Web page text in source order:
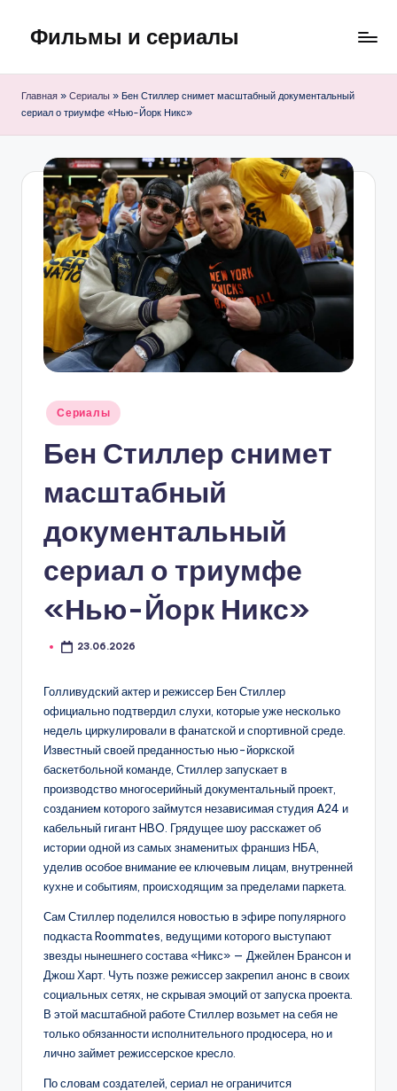
Перейти
содержимому
Фильмы и сериалы
Главная » Сериалы » Бен Стиллер снимет масштабный документальный
сериал о триумфе «Нью-Йорк Никс»
Опубликовано
Сериалы
Бен Стиллер снимет
масштабный
документальный
сериал о триумфе
«Нью-Йорк Никс»
23.06.2026
Голливудский актер и режиссер Бен Стиллер
официально подтвердил слухи, которые уже несколько
недель циркулировали в фанатской и спортивной среде.
Известный своей преданностью нью-йоркской
баскетбольной команде, Стиллер запускает в
производство многосерийный документальный проект,
созданием которого займутся независимая студия A24 и
кабельный гигант HBO. Грядущее шоу расскажет об
истории одной из самых знаменитых франшиз НБА,
уделив особое внимание ее ключевым лицам, внутренней
кухне и событиям, происходящим за пределами паркета.
Сам Стиллер поделился новостью в эфире популярного
подкаста Roommates, ведущими которого выступают
звезды нынешнего состава «Никс» — Джейлен Брансон и
Джош Харт. Чуть позже режиссер закрепил анонс в своих
социальных сетях, не скрывая эмоций от запуска проекта.
В этой масштабной работе Стиллер возьмет на себя не
только обязанности исполнительного продюсера, но и
лично займет режиссерское кресло.
По словам создателей, сериал не ограничится